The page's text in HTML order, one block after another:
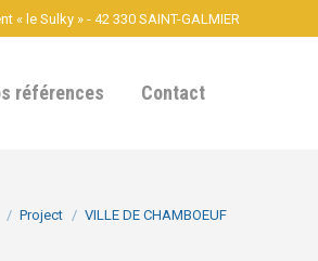
« le Sulky » - 42 330 SAINT-GALMIER
références Contact
ici :
Project VILLE DE CHAMBOEUF